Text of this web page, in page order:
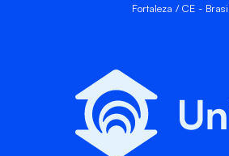
Fortaleza / CE - Brasil